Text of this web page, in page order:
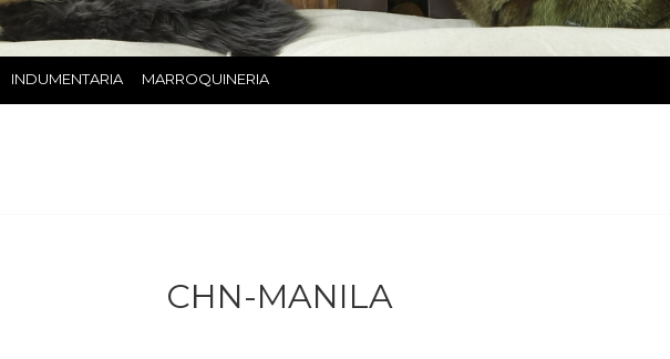
INDUMENTARIA MARROQUINERIA
CHN-MANILA